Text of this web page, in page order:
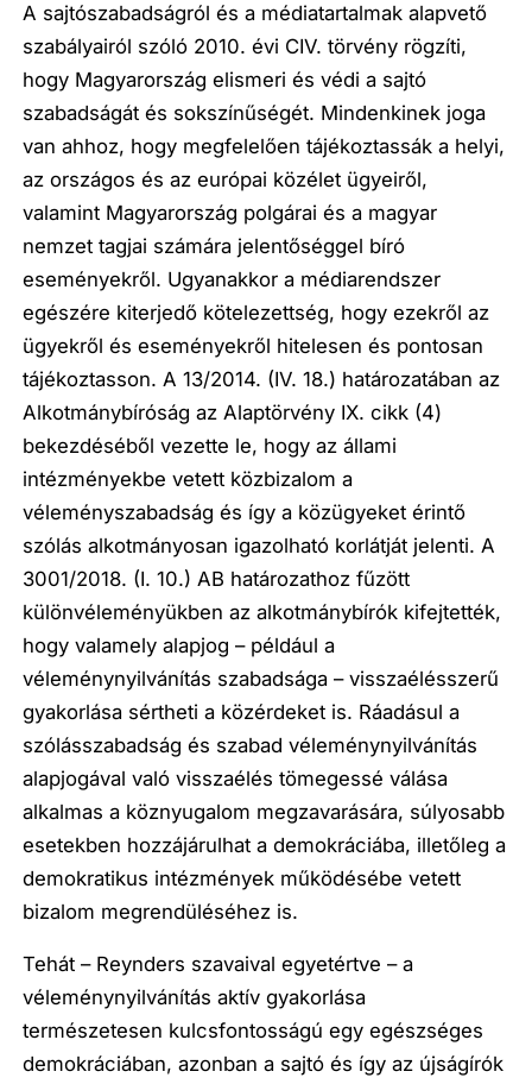
A sajtószabadságról és a médiatartalmak alapvető
szabályairól szóló 2010. évi CIV. törvény rögzíti,
hogy Magyarország elismeri és védi a sajtó
szabadságát és sokszínűségét. Mindenkinek joga
van ahhoz, hogy megfelelően tájékoztassák a helyi,
az országos és az európai közélet ügyeiről,
valamint Magyarország polgárai és a magyar
nemzet tagjai számára jelentőséggel bíró
eseményekről. Ugyanakkor a médiarendszer
egészére kiterjedő kötelezettség, hogy ezekről az
ügyekről és eseményekről hitelesen és pontosan
tájékoztasson. A 13/2014. (IV. 18.) határozatában az
Alkotmánybíróság az Alaptörvény IX. cikk (4)
bekezdéséből vezette le, hogy az állami
intézményekbe vetett közbizalom a
véleményszabadság és így a közügyeket érintő
szólás alkotmányosan igazolható korlátját jelenti. A
3001/2018. (I. 10.) AB határozathoz fűzött
különvéleményükben az alkotmánybírók kifejtették,
hogy valamely alapjog – például a
véleménynyilvánítás szabadsága – visszaélésszerű
gyakorlása sértheti a közérdeket is. Ráadásul a
szólásszabadság és szabad véleménynyilvánítás
alapjogával való visszaélés tömegessé válása
alkalmas a köznyugalom megzavarására, súlyosabb
esetekben hozzájárulhat a demokráciába, illetőleg a
demokratikus intézmények működésébe vetett
bizalom megrendüléséhez is.
Tehát – Reynders szavaival egyetértve – a
véleménynyilvánítás aktív gyakorlása
természetesen kulcsfontosságú egy egészséges
demokráciában, azonban a sajtó és így az újságírók